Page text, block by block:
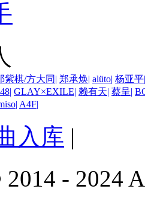
紫棋/方大同 | 郑承焕| alüto| 杨亚平|
| GLAY×EXILE| 赖有天| 蔡呈|
| A4F|
入库 |
- 2024